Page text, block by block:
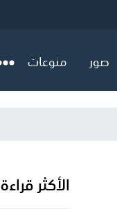
صور منوعات
الأكثر قراءة